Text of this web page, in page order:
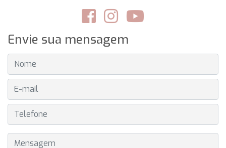
Envie sua mensagem
NOME
E-MAIL
TELEFONE
MENSAGEM